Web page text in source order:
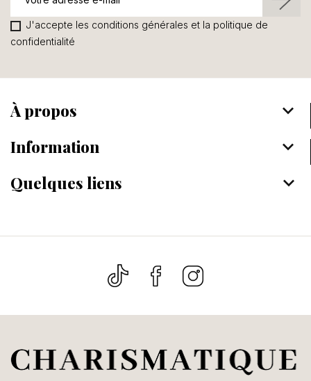
J'accepte les conditions générales et la politique de
confidentialité
À propos keyboard_arrow_down
Information keyboard_arrow_down
Quelques liens keyboard_arrow_down